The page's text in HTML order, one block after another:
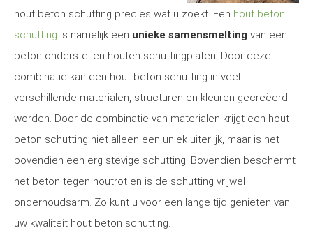
hout beton schutting precies wat u zoekt. Een hout beton
schutting is namelijk een unieke samensmelting van een
beton onderstel en houten schuttingplaten. Door deze
combinatie kan een hout beton schutting in veel
verschillende materialen, structuren en kleuren gecreëerd
worden. Door de combinatie van materialen krijgt een hout
beton schutting niet alleen een uniek uiterlijk, maar is het
bovendien een erg stevige schutting. Bovendien beschermt
het beton tegen houtrot en is de schutting vrijwel
onderhoudsarm. Zo kunt u voor een lange tijd genieten van
uw kwaliteit hout beton schutting.